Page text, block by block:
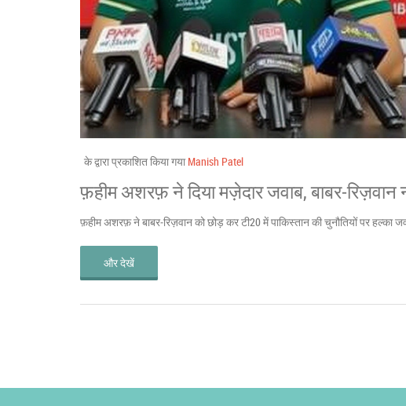
के द्वारा प्रकाशित किया गया Manish Patel
फ़हीम अशरफ़ ने दिया मज़ेदार जवाब, बाबर‑रिज़वान
फ़हीम अशरफ़ ने बाबर‑रिज़वान को छोड़ कर टी20 में पाकिस्तान की चुनौतियों पर
और देखें